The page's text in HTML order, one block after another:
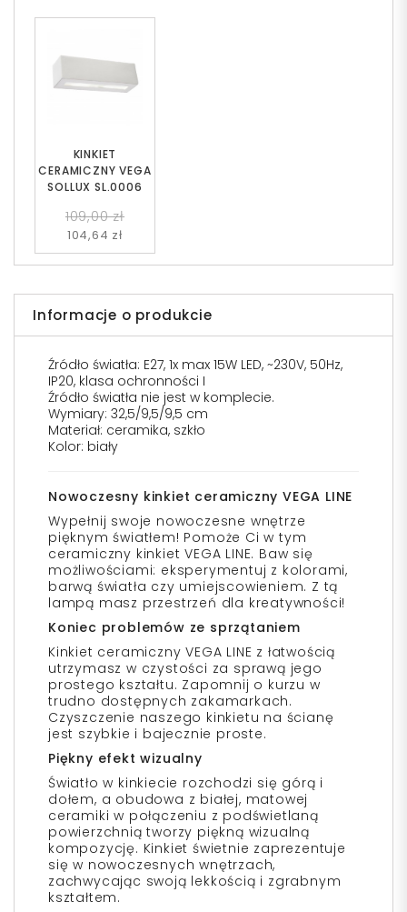
KINKIET
CERAMICZNY VEGA
SOLLUX SL.0006
109,00 zł
104,64 zł
Informacje o produkcie
Źródło światła: E27, 1x max 15W LED, ~230V, 50Hz,
IP20, klasa ochronności I
Źródło światła nie jest w komplecie.
Wymiary: 32,5/9,5/9,5 cm
Materiał: ceramika, szkło
Kolor: biały
Nowoczesny kinkiet ceramiczny VEGA LINE
Wypełnij swoje nowoczesne wnętrze
pięknym światłem! Pomoże Ci w tym
ceramiczny kinkiet VEGA LINE. Baw się
możliwościami: eksperymentuj z kolorami,
barwą światła czy umiejscowieniem. Z tą
lampą masz przestrzeń dla kreatywności!
Koniec problemów ze sprzątaniem
Kinkiet ceramiczny VEGA LINE z łatwością
utrzymasz w czystości za sprawą jego
prostego kształtu. Zapomnij o kurzu w
trudno dostępnych zakamarkach.
Czyszczenie naszego kinkietu na ścianę
jest szybkie i bajecznie proste.
Piękny efekt wizualny
Światło w kinkiecie rozchodzi się górą i
dołem, a obudowa z białej, matowej
ceramiki w połączeniu z podświetlaną
powierzchnią tworzy piękną wizualną
kompozycję. Kinkiet świetnie zaprezentuje
się w nowoczesnych wnętrzach,
zachwycając swoją lekkością i zgrabnym
kształtem.